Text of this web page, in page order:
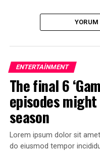
sed do eiusmod
magna aliqua. Ut enim
exercitation ullamco
“Duis
velit esse
fugiat”
ENTERTAINMENT
The final 6
episodes
season
Lorem ipsum dolor sit
do eiusmod tempor